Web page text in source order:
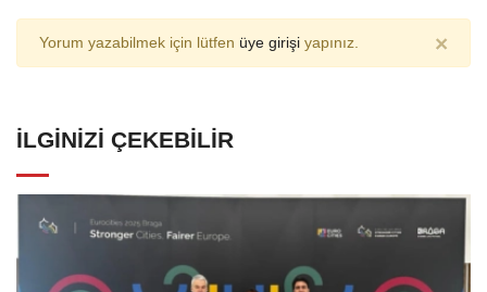
Yorum yazabilmek için lütfen üye girişi yapınız. ×
İLGINIZI ÇEKEBILIR